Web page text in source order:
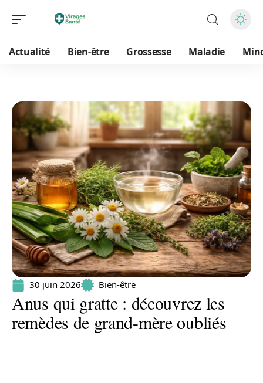
Actualité Bien-être Grossesse Maladie
30 juin 2026 Bien-être
Anus qui gratte : découvrez les
remèdes de grand-mère oubliés